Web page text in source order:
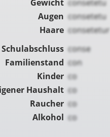
Gewicht consetetu
Augen consetetu
Haare consetetur
Schulabschluss conse
Familienstand con
Kinder co
Haushalt co
Raucher co
Alkohol co